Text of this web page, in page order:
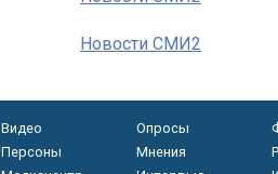
Новости СМИ2
Видео Опросы
Персоны
Мнения